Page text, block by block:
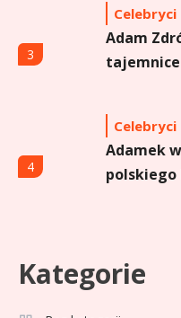
3
Celebryci
Adam
4
Celebryci
Adamek
polskiego
5
Aga
o
Kategorie